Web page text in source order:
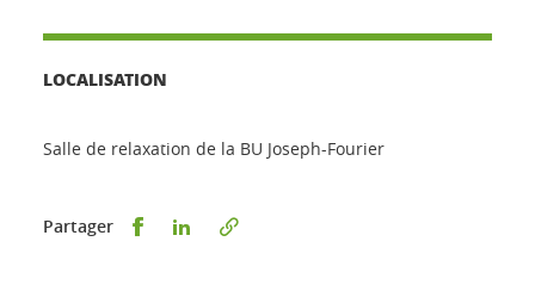
LOCALISATION
Salle de relaxation de la BU Joseph-Fourier
Partager Partager sur Facebook
Partager sur LinkedIn